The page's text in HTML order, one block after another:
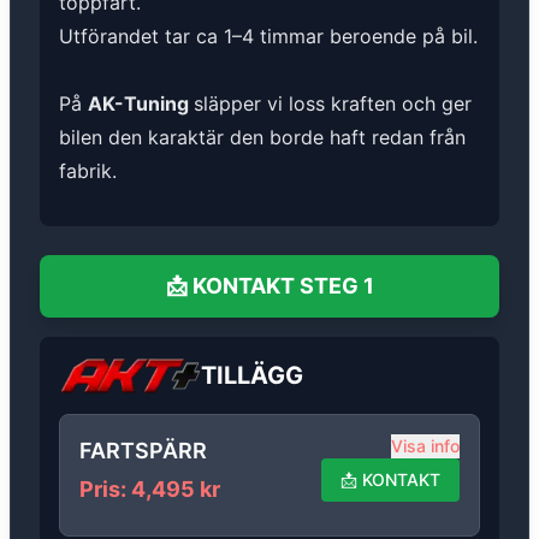
Utförandet tar ca 1–4 timmar beroende på bil.
På AK-Tuning släpper vi loss kraften och ger
bilen den karaktär den borde haft redan från
fabrik.
📩 KONTAKT STEG 1
TILLÄGG
FARTSPÄRR
Pris: 4,495 kr
Visa info
📩 KONTAKT